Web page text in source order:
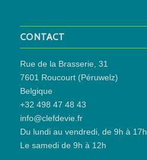
CONTACT
Rue de la Brasserie, 31
7601 Roucourt (Péruwelz)
Belgique
+32 498 47 48 43
info@clefdevie.fr
Du lundi au vendredi, de 9h à 17h
Le samedi de 9h à 12h